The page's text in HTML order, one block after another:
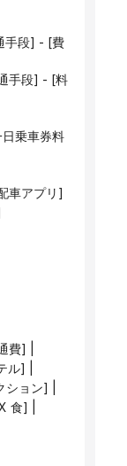
手段] - [費
乗車券料
車アプリ]
費] |
ル] |
ョン] |
食] |